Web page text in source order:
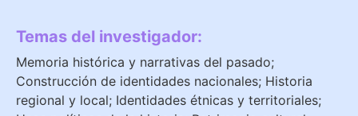
Temas del investigador:
Memoria histórica y narrativas del pasado;
Construcción de identidades nacionales; Historia
regional y local; Identidades étnicas y territoriales;